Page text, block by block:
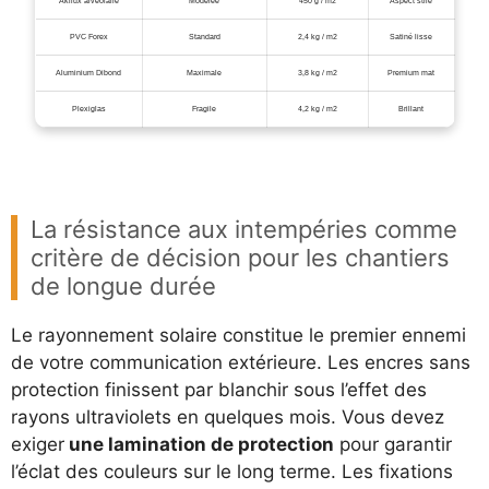
PVC Forex Standard 2,4 kg / m2 Satiné lisse
Aluminium Dibond Maximale 3,8 kg / m2 Premium mat
Plexiglas Fragile 4,2 kg / m2 Brillant
La résistance aux intempéries comme
critère de décision pour les chantiers
de longue durée
Le rayonnement solaire constitue le premier ennemi
de votre communication extérieure. Les encres sans
protection finissent par blanchir sous l’effet des
rayons ultraviolets en quelques mois. Vous devez
exiger une lamination de protection pour garantir
l’éclat des couleurs sur le long terme. Les fixations